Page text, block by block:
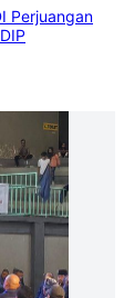
Perjuangan